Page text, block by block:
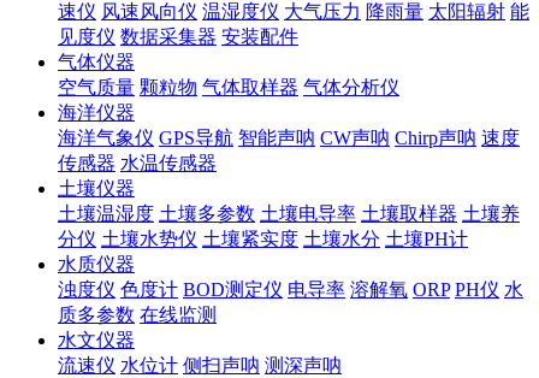
速仪 风速风向仪 温湿度仪 大气压力 降雨量 太阳辐射 能
见度仪 数据采集器 安装配件
气体仪器
空气质量 颗粒物 气体取样器 气体分析仪
海洋仪器
海洋气象仪 GPS导航 智能声呐 CW声呐 Chirp声呐 速度
传感器 水温传感器
土壤仪器
土壤温湿度 土壤多参数 土壤电导率 土壤取样器 土壤养
分仪 土壤水势仪 土壤紧实度 土壤水分 土壤PH计
水质仪器
浊度仪 色度计 BOD测定仪 电导率 溶解氧 ORP PH仪 水
质多参数 在线监测
水文仪器
流速仪 水位计 侧扫声呐 测深声呐